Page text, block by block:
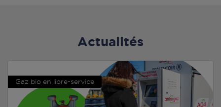
Actualités
Gaz bio en libre-service